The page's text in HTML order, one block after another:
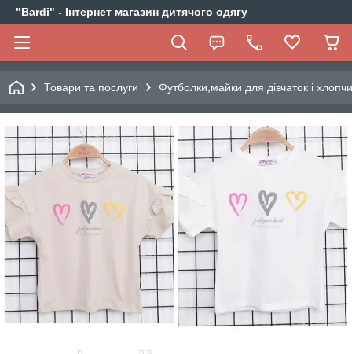
"Bardi" - Інтернет магазин дитячого одягу
Товари та послуги Футболки,майки для дівчаток і